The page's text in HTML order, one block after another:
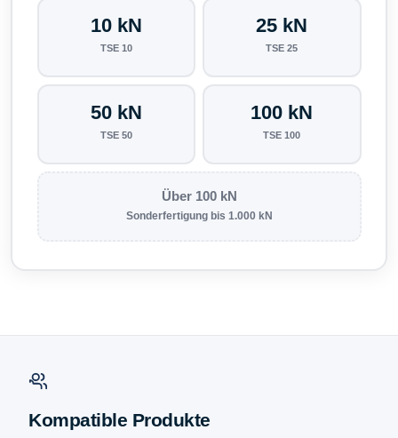
10 kN
TSE 10
25 kN
TSE 25
50 kN
TSE 50
100 kN
TSE 100
Über 100 kN
Sonderfertigung bis 1.000 kN
Kompatible Produkte